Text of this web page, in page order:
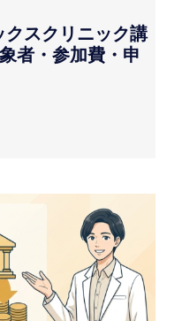
クスクリニック講
者・参加費・申